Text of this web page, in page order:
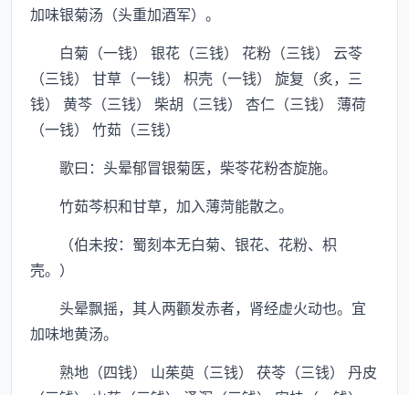
加味银菊汤（头重加酒军）。
白菊（一钱） 银花（三钱） 花粉（三钱） 云苓
（三钱） 甘草（一钱） 枳壳（一钱） 旋复（炙，三
钱） 黄芩（三钱） 柴胡（三钱） 杏仁（三钱） 薄荷
（一钱） 竹茹（三钱）
歌曰：头晕郁冒银菊医，柴苓花粉杏旋施。
竹茹芩枳和甘草，加入薄菏能散之。
（伯未按：蜀刻本无白菊、银花、花粉、枳
壳。）
头晕飘摇，其人两颧发赤者，肾经虚火动也。宜
加味地黄汤。
熟地（四钱） 山茱萸（三钱） 茯苓（三钱） 丹皮